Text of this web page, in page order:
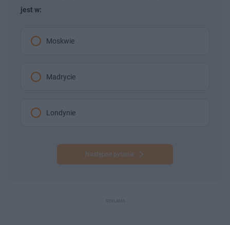
jest w:
Moskwie
Madrycie
Londynie
Następne pytanie